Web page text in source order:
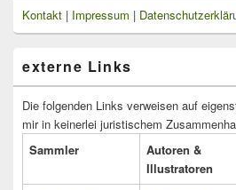
Kontakt | Impressum |
externe Links
Die folgenden Links verweisen auf
mir in keinerlei juristischem
Sammler
Autoren &
Illustratoren